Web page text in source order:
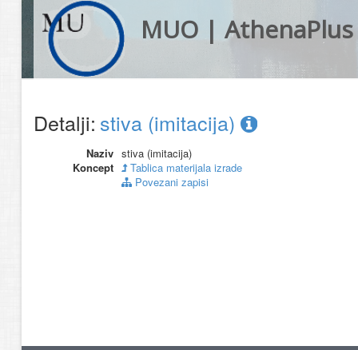
MUO | AthenaPlus
Detalji: stiva (imitacija)
Naziv stiva (imitacija)
Koncept
Tablica materijala izrade
Povezani zapisi